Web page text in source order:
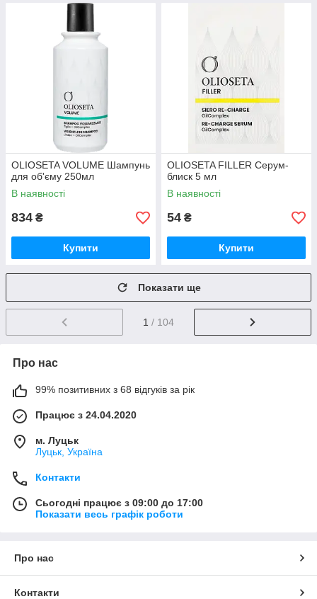
OLIOSETA VOLUME Шампунь
для об'єму 250мл
В наявності
834 ₴
Купити
OLIOSETA FILLER Серум-
блиск 5 мл
В наявності
54 ₴
Купити
Показати ще
1 / 104
Про нас
99% позитивних з 68 відгуків за рік
Працює з 24.04.2020
м. Луцьк
Луцьк, Україна
Контакти
Сьогодні працює з 09:00 до 17:00
Показати весь графік роботи
Про нас
Контакти